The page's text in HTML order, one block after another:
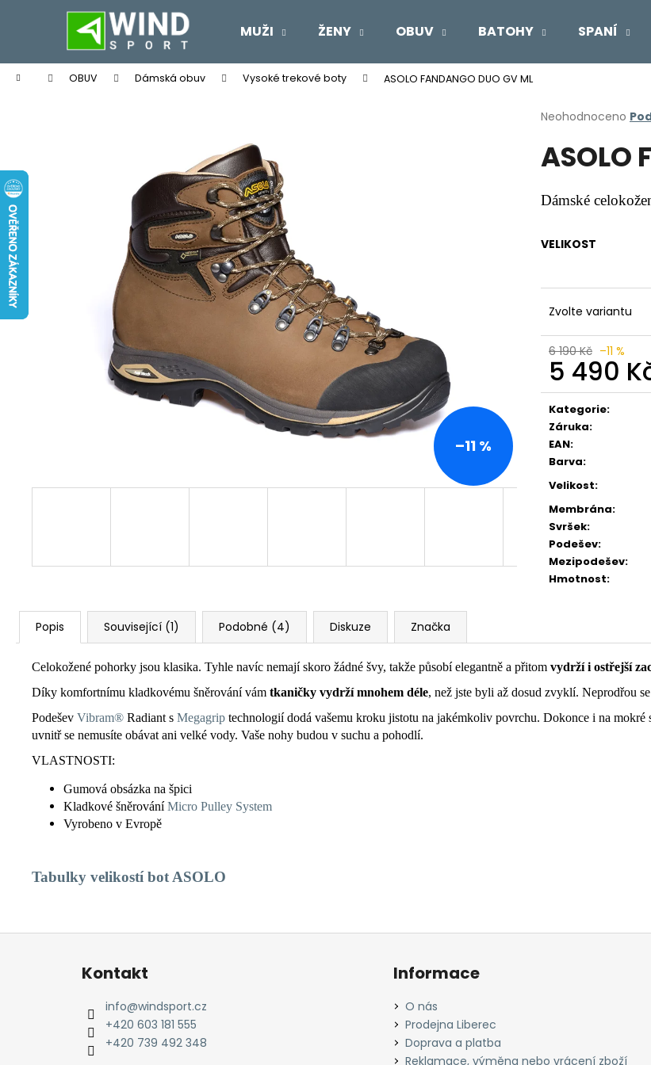
MUŽI ŽENY OBUV BATOHY SPANÍ
Domů OBUV Dámská obuv Vysoké trekové boty ASOLO FANDANGO DUO GV ML
Průměrné
produktu
je
z
5
Neohodnoceno
ASOLO
Dámské
VELIKOST
Zvolte variantu
6 190 Kč –11 %
5 490
Měrná
cena:
Kategorie:
Záruka:
EAN:
Barva:
Velikost:
Membrána:
Svršek:
Podešev:
Mezipodešev:
Hmotnost:
–11 %
Popis Související (1) Podobné (4) Diskuze Značka
Celokožené pohorky jsou klasika. Tyhle navíc nemají skoro žádné švy, takže působí elegantně a přitom vydrží i ostřejší
Díky komfortnímu kladkovému šněrování vám tkaničky vydrží mnohem déle, než jste byli až dosud zvyklí. Neprodřou
Podešev Vibram® Radiant s Megagrip technologií dodá vašemu kroku jistotu na jakémkoliv povrchu. Dokonce i na mokré
uvnitř se nemusíte obávat ani velké vody. Vaše nohy budou v suchu a pohodlí.
VLASTNOSTI:
Gumová obsázka na špici
Kladkové šněrováníMicro Pulley System
Vyrobeno v Evropě
Tabulky velikostí bot ASOLO
í
do
obchodu
do
obchodu
Co potřebujete najít?
HLEDAT
Z
Kontakt
info@windsport.cz
+420 603 181 555
+420 739 492 348
Informace
O nás
Prodejna Liberec
Doprava a platba
Reklamace, výměna nebo vrácení zboží